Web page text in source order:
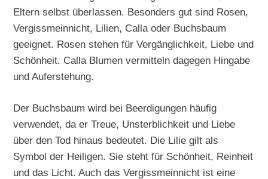
Eltern selbst überlassen. Besonders gut sind Rosen,
Vergissmeinnicht, Lilien, Calla oder Buchsbaum
geeignet. Rosen stehen für Vergänglichkeit, Liebe und
Schönheit. Calla Blumen vermitteln dagegen Hingabe
und Auferstehung.
Der Buchsbaum wird bei Beerdigungen häufig
verwendet, da er Treue, Unsterblichkeit und Liebe
über den Tod hinaus bedeutet. Die Lilie gilt als
Symbol der Heiligen. Sie steht für Schönheit, Reinheit
und das Licht. Auch das Vergissmeinnicht ist eine